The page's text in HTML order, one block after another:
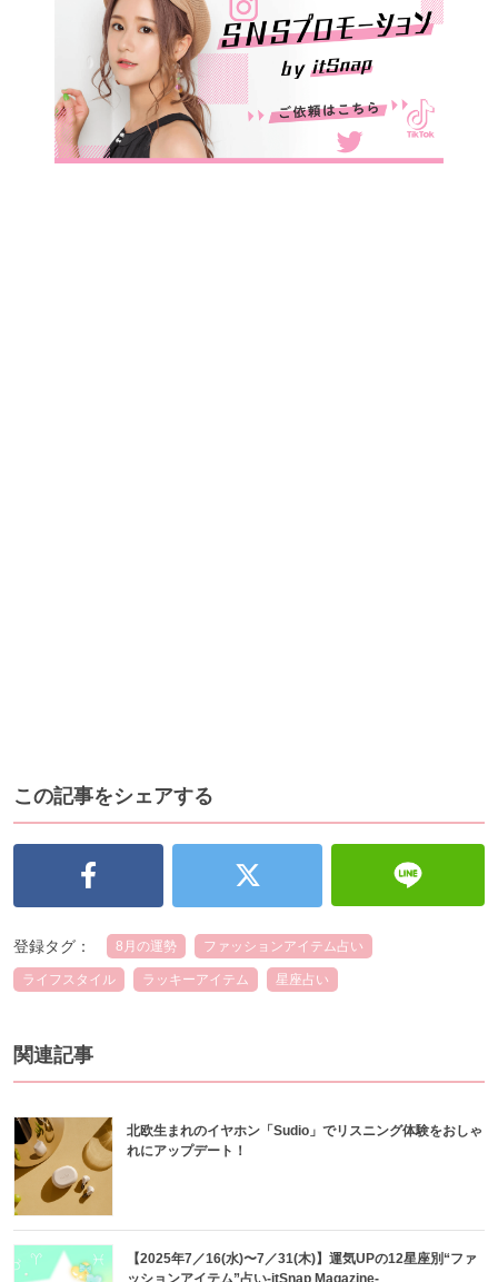
この記事をシェアする
登録タグ： 8月の運勢 ファッションアイテム占い
ライフスタイル ラッキーアイテム 星座占い
関連記事
北欧生まれのイヤホン「Sudio」でリスニング体験をおしゃ
れにアップデート！
【2025年7／16(水)〜7／31(木)】運気UPの12星座別“ファ
ッションアイテム”占い-itSnap Magazine-